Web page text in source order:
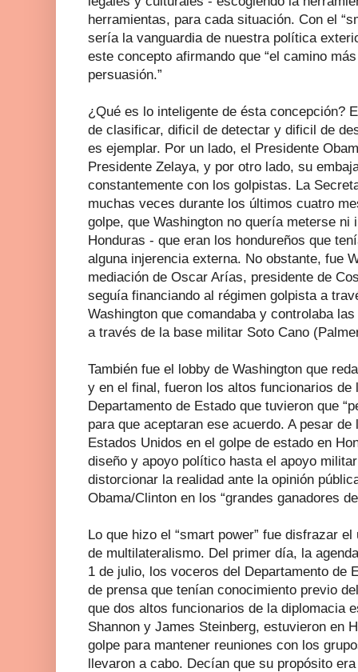
herramientas, para cada situación. Con el
sería la vanguardia de nuestra política
este concepto afirmando que “el camino
persuasión.”
¿Qué es lo inteligente de ésta concepción?
de clasificar, dificil de detectar y dificil de
es ejemplar. Por un lado, el Presidente
Presidente Zelaya, y por otro lado, su
constantemente con los golpistas. La
muchas veces durante los últimos cuatro
golpe, que Washington no quería meterse
Honduras - que eran los hondureños que
alguna injerencia externa. No obstante, fue
mediación de Oscar Arías, presidente de
seguía financiando al régimen golpista a
Washington que comandaba y controlaba
a través de la base militar Soto Cano
También fue el lobby de Washington que
y en el final, fueron los altos funcionarios de
Departamento de Estado que tuvieron que
para que aceptaran ese acuerdo. A pesar
Estados Unidos en el golpe de estado en
diseño y apoyo político hasta el apoyo
distorcionar la realidad ante la opinión
Obama/Clinton en los “grandes ganadores
Lo que hizo el “smart power” fue disfrazar
de multilateralismo. Del primer día, la
1 de julio, los voceros del Departamento de
de prensa que tenían conocimiento previo
que dos altos funcionarios de la diplomacia
Shannon y James Steinberg, estuvieron en
golpe para mantener reuniones con los
llevaron a cabo. Decían que su propósito